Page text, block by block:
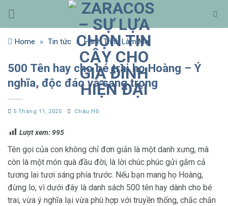
qua
nội
dungHome » Tin tức » Hành Trình Làm Mẹ
500 Tên hay cho bé trai họ Hoàng – Ý
nghĩa, độc đáo và sang trọng
5 Tháng 11, 2025 Châu Hồ
Lượt xem: 995
Tên gọi của con không chỉ đơn giản là một danh xưng, mà
còn là một món quà đầu đời, là lời chúc phúc gửi gắm cả
tương lai tươi sáng phía trước. Nếu bạn mang họ Hoàng,
đừng lo, vì dưới đây là danh sách 500 tên hay dành cho bé
trai, vừa ý nghĩa lại vừa phù hợp với truyền thống, chắc chắn